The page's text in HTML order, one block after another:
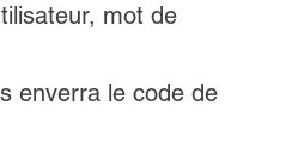
mot de
enverra le code de